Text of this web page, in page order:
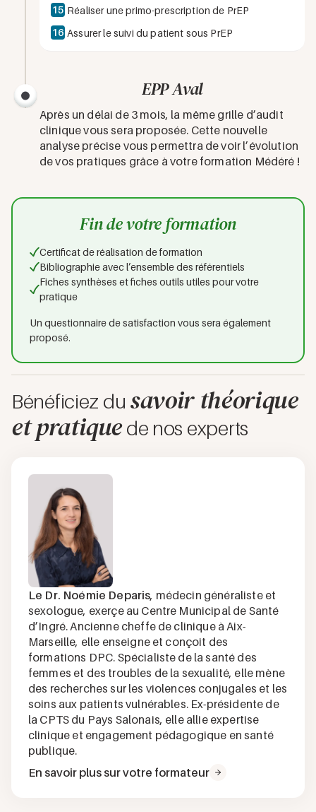
15 Réaliser une primo-prescription de PrEP
16 Assurer le suivi du patient sous PrEP
EPP Aval
Après un délai de 3 mois, la même grille d’audit
clinique vous sera proposée. Cette nouvelle
analyse précise vous permettra de voir l’évolution
de vos pratiques grâce à votre formation Médéré !
Fin de votre formation
Certificat de réalisation de formation
Bibliographie avec l’ensemble des référentiels
Fiches synthèses et fiches outils utiles pour votre
pratique
Un questionnaire de satisfaction vous sera également
proposé.
Bénéficiez du savoir théorique
et pratiquede nos experts
Le Dr. Noémie Deparis, médecin généraliste et
sexologue, exerçe au Centre Municipal de Santé
d’Ingré. Ancienne cheffe de clinique à Aix-
Marseille, elle enseigne et conçoit des
formations DPC. Spécialiste de la santé des
femmes et des troubles de la sexualité, elle mène
des recherches sur les violences conjugales et les
soins aux patients vulnérables. Ex-présidente de
la CPTS du Pays Salonais, elle allie expertise
clinique et engagement pédagogique en santé
publique.
En savoir plus sur votre formateur